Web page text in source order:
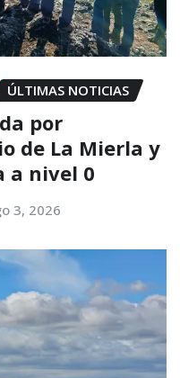
ÚLTIMAS NOTICIAS
por
de La Mierla y
a nivel 0
3, 2026